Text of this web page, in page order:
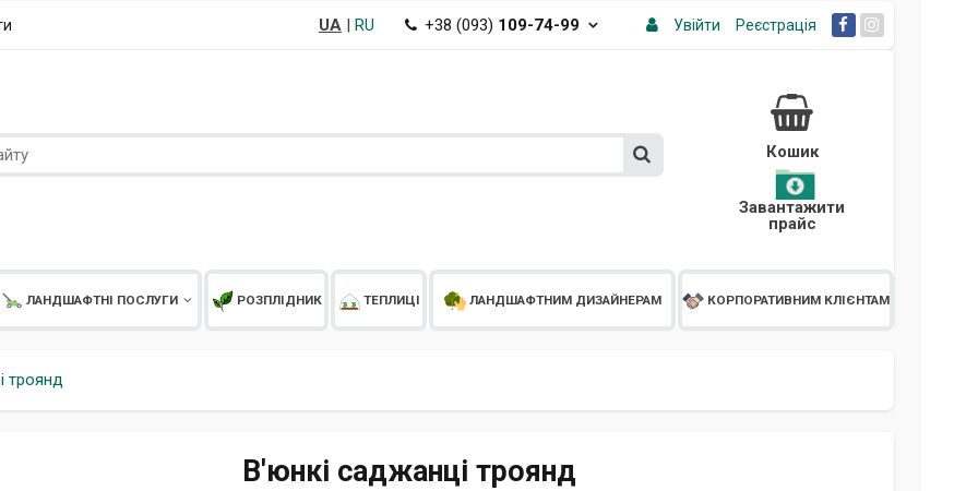
UA| RU +38 (093) 109-74-99 Увійти Реєстрація
Кошик
Завантажити
прайс
ЛАНДШАФТНІ ПОСЛУГИ РОЗПЛІДНИК ТЕПЛИЦІ ЛАНДШАФТНИМ ДИЗАЙНЕРАМ КОРПОРАТИВНИМ КЛІЄНТАМ
троянд
В'юнкі саджанці троянд